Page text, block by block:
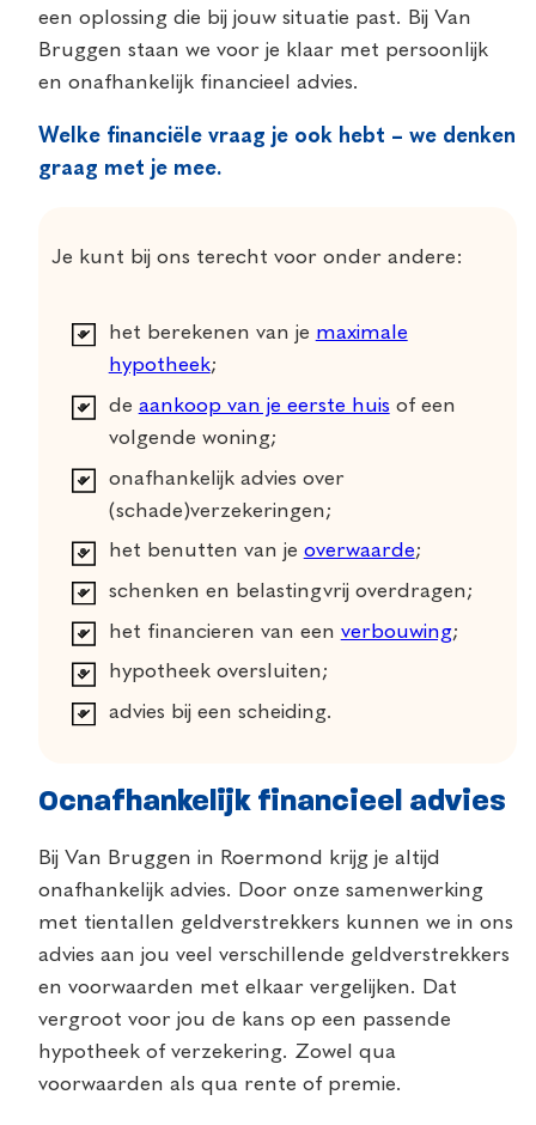
een oplossing die bij jouw situatie past. Bij Van
Bruggen staan we voor je klaar met persoonlijk
en onafhankelijk financieel advies.
Welke financiële vraag je ook hebt – we denken
graag met je mee.
Je kunt bij ons terecht voor onder andere:
het berekenen van je maximale
hypotheek;
de aankoop van je eerste huis of een
volgende woning;
onafhankelijk advies over
(schade)verzekeringen;
het benutten van je overwaarde;
schenken en belastingvrij overdragen;
het financieren van een verbouwing;
hypotheek oversluiten;
advies bij een scheiding.
Ocnafhankelijk financieel advies
Bij Van Bruggen in Roermond krijg je altijd
onafhankelijk advies. Door onze samenwerking
met tientallen geldverstrekkers kunnen we in ons
advies aan jou veel verschillende geldverstrekkers
en voorwaarden met elkaar vergelijken. Dat
vergroot voor jou de kans op een passende
hypotheek of verzekering. Zowel qua
voorwaarden als qua rente of premie.